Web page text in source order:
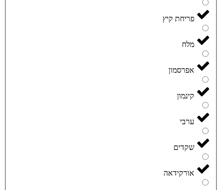
פריחת קיץ
מלח
אפרסמון
קינמון
ערבי
שקדים
אורקידאה